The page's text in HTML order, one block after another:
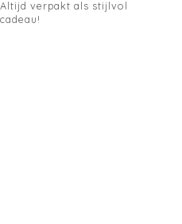
Altijd verpakt als stijlvol
cadeau!